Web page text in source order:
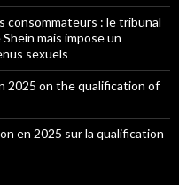
consommateurs : le tribunal
mais impose un
sexuels
2025 on the qualification of
en 2025 sur la qualification